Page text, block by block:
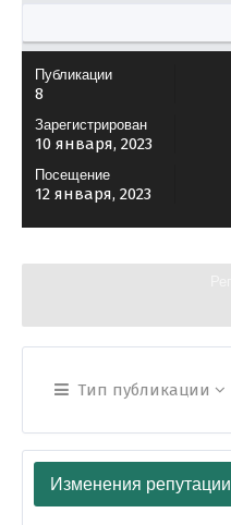
Публикации
8
Зарегистрирован
10 января, 2023
Посещение
12 января, 2023
Тип публикации
Изменения репутации